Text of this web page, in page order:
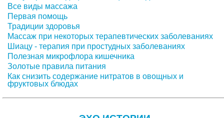
Все виды массажа
Первая помощь
Традиции здоровья
Массаж при некоторых терапевтических заболеваниях
Шиацу - терапия при простудных заболеваниях
Полезная микрофлора кишечника
Золотые правила питания
Как снизить содержание нитратов в овощных и
фруктовых блюдах